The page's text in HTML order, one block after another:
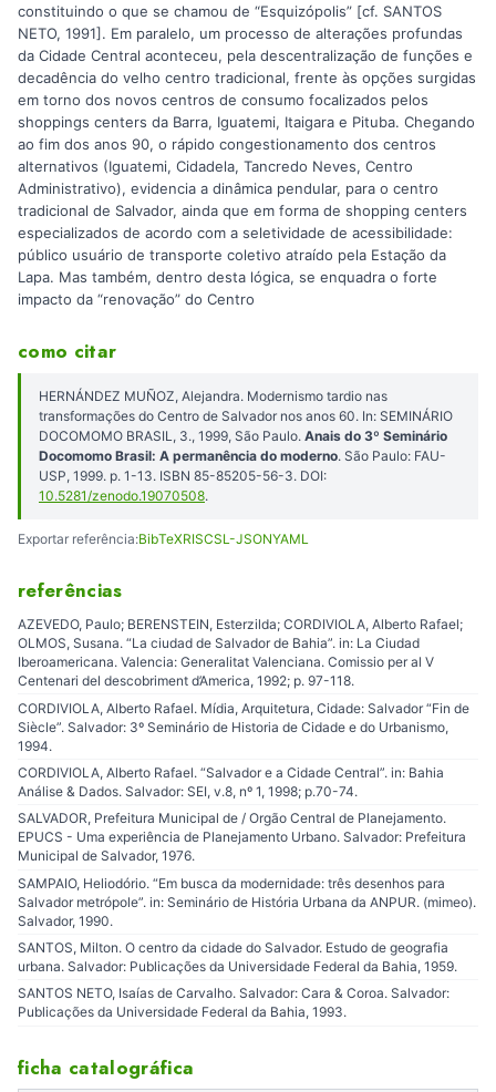
constituindo o que se chamou de “Esquizópolis” [cf. SANTOS
NETO, 1991]. Em paralelo, um processo de alterações profundas
da Cidade Central aconteceu, pela descentralização de funções e
decadência do velho centro tradicional, frente às opções surgidas
em torno dos novos centros de consumo focalizados pelos
shoppings centers da Barra, Iguatemi, Itaigara e Pituba. Chegando
ao fim dos anos 90, o rápido congestionamento dos centros
alternativos (Iguatemi, Cidadela, Tancredo Neves, Centro
Administrativo), evidencia a dinâmica pendular, para o centro
tradicional de Salvador, ainda que em forma de shopping centers
especializados de acordo com a seletividade de acessibilidade:
público usuário de transporte coletivo atraído pela Estação da
Lapa. Mas também, dentro desta lógica, se enquadra o forte
impacto da “renovação” do Centro
como citar
HERNÁNDEZ MUÑOZ, Alejandra. Modernismo tardio nas
transformações do Centro de Salvador nos anos 60. In: SEMINÁRIO
DOCOMOMO BRASIL, 3., 1999, São Paulo. Anais do 3º Seminário
Docomomo Brasil: A permanência do moderno. São Paulo: FAU-
USP, 1999. p. 1-13. ISBN 85-85205-56-3. DOI:
10.5281/zenodo.19070508.
Exportar referência:BibTeXRISCSL-JSONYAML
referências
AZEVEDO, Paulo; BERENSTEIN, Esterzilda; CORDIVIOLA, Alberto Rafael;
OLMOS, Susana. “La ciudad de Salvador de Bahia”. in: La Ciudad
Iberoamericana. Valencia: Generalitat Valenciana. Comissio per al V
Centenari del descobriment d’America, 1992; p. 97-118.
CORDIVIOLA, Alberto Rafael. Mídia, Arquitetura, Cidade: Salvador “Fin de
Siècle”. Salvador: 3º Seminário de Historia de Cidade e do Urbanismo,
1994.
CORDIVIOLA, Alberto Rafael. “Salvador e a Cidade Central”. in: Bahia
Análise & Dados. Salvador: SEI, v.8, nº 1, 1998; p.70-74.
SALVADOR, Prefeitura Municipal de / Orgão Central de Planejamento.
EPUCS - Uma experiência de Planejamento Urbano. Salvador: Prefeitura
Municipal de Salvador, 1976.
SAMPAIO, Heliodório. “Em busca da modernidade: três desenhos para
Salvador metrópole”. in: Seminário de História Urbana da ANPUR. (mimeo).
Salvador, 1990.
SANTOS, Milton. O centro da cidade do Salvador. Estudo de geografia
urbana. Salvador: Publicações da Universidade Federal da Bahia, 1959.
SANTOS NETO, Isaías de Carvalho. Salvador: Cara & Coroa. Salvador:
Publicações da Universidade Federal da Bahia, 1993.
ficha catalográfica